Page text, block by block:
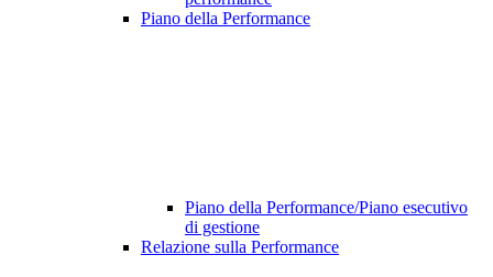
Piano della Performance
Piano della Performance/Piano esecutivo
di gestione
Relazione sulla Performance